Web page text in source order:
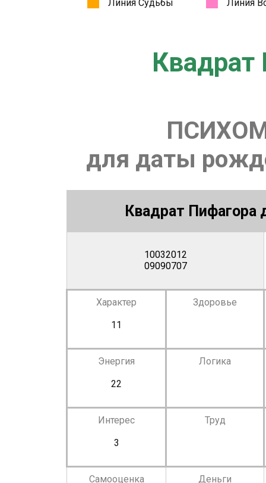
Квадрат
для даты
Квадрат Пифагора
10032012
09090707
Характер
11
Здоровье
Энергия
22
Логика
Интерес
3
Труд
Самооценка Деньги